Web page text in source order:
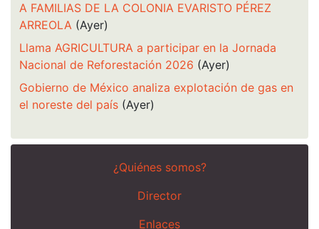
A FAMILIAS DE LA COLONIA EVARISTO PÉREZ
ARREOLA (Ayer)
Llama AGRICULTURA a participar en la Jornada
Nacional de Reforestación 2026 (Ayer)
Gobierno de México analiza explotación de gas en
el noreste del país (Ayer)
¿Quiénes somos?
Director
Enlaces